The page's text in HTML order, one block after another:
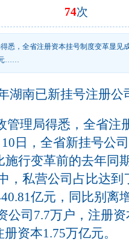
74次
悉，全省注册资本挂号制度变革显见
元……
湖南已新挂号注册公
管理局得悉，全省注
日，全省新挂号公
施行变革前的去年同
，私营公司占比达到
亿元，同比别离
公司7.7万户，注册
资本1.75万亿元。